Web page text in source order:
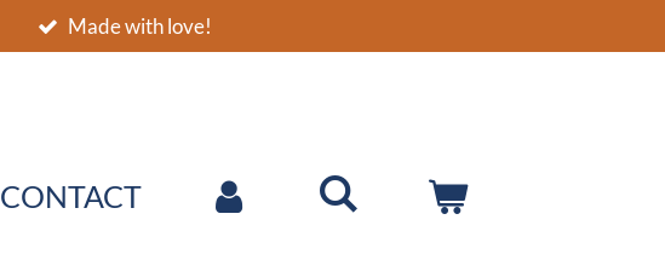
Made with love!
CONTACT